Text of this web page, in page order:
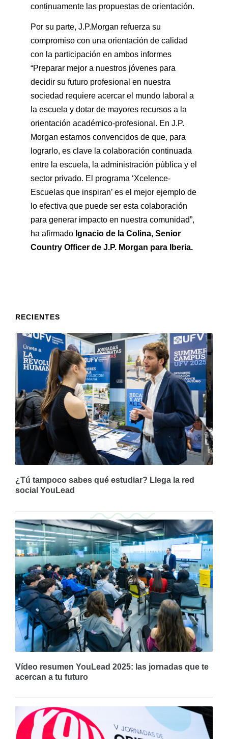
continuamente las propuestas de orientación.
Por su parte, J.P.Morgan refuerza su
compromiso con una orientación de calidad
con la participación en ambos informes
“Preparar mejor a nuestros jóvenes para
decidir su futuro profesional en nuestra
sociedad requiere acercar el mundo laboral a
la escuela y dotar de mayores recursos a la
orientación académico-profesional. En J.P.
Morgan estamos convencidos de que, para
lograrlo, es clave la colaboración continuada
entre la escuela, la administración pública y el
sector privado. El programa ‘Xcelence-
Escuelas que inspiran’ es el mejor ejemplo de
lo efectiva que puede ser esta colaboración
para generar impacto en nuestra comunidad”,
ha afirmado Ignacio de la Colina, Senior
Country Officer de J.P. Morgan para Iberia.
RECIENTES
¿Tú tampoco sabes qué estudiar? Llega la red
social YouLead
Vídeo resumen YouLead 2025: las jornadas que te
acercan a tu futuro